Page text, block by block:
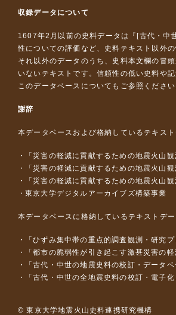
収録データについて
1607年2月以前の史料データは『 [古代・中
性についての評価など、史料テキスト以外
それ以外のデータのうち、史料本文欄の冒
いないテキストです。信頼性の低い史料や
このデータベースについて もご参照ください
謝辞
本データベースおよび格納しているテキス
「災害の軽減に貢献するための地震火山
「災害の軽減に貢献するための地震火山
「災害の軽減に貢献するための地震火山
東京大学デジタルアーカイブズ構築事業
本データベースに格納しているテキストデ
「ひずみ集中帯の重点的調査観測・研究
「都市の脆弱性が引き起こす激甚災害の
「古代・中世の地震史料の校訂・デー
「古代・中世の全地震史料の校訂・電
© 東京大学地震火山史料連携研究機構